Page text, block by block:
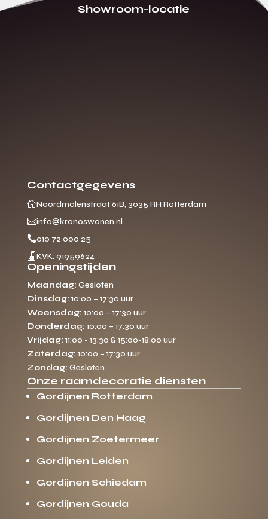
Showroom-locatie
Contactgegevens
Noordmolenstraat 61B, 3035 RH Rotterdam
info@kronoswonen.nl
010 72 000 25
 KVK: 91959624
Openingstijden
Maandag: Gesloten
Dinsdag: 10:00 – 17:30 uur
Woensdag: 10:00 – 17:30 uur
Donderdag: 10:00 – 17:30 uur
Vrijdag: 11:00 - 13:30 & 15:00-18:00 uur
Zaterdag: 10:00 – 17:30 uur
Zondag: Gesloten
Onze raamdecoratie diensten
Gordijnen Rotterdam
Gordijnen Den Haag
Gordijnen Zoetermeer
Gordijnen Leiden
Gordijnen Schiedam
Gordijnen Gouda